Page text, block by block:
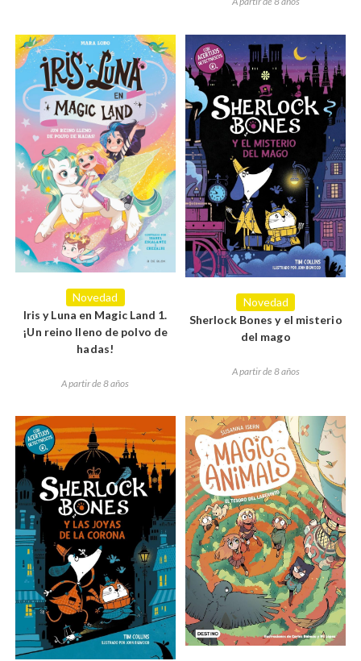
Novedad
Iris y Luna en Magic Land 1.
¡Un reino lleno de polvo de
hadas!
A partir de 8 años
Novedad
Sherlock Bones y el misterio
del mago
A partir de 8 años